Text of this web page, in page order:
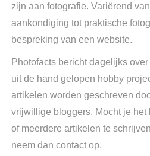
zijn aan fotografie. Variërend
aankondiging tot praktische
bespreking van een website.
Photofacts bericht dagelijks
uit de hand gelopen hobby
artikelen worden geschreven
vrijwillige bloggers. Mocht je het
of meerdere artikelen te
neem dan contact op.